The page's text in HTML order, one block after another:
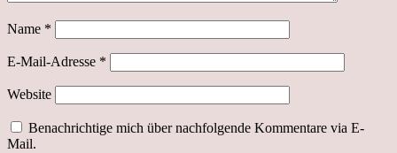
Name *
E-Mail-Adresse *
Website
Benachrichtige mich über nachfolgende Kommentare via E-
Mail.